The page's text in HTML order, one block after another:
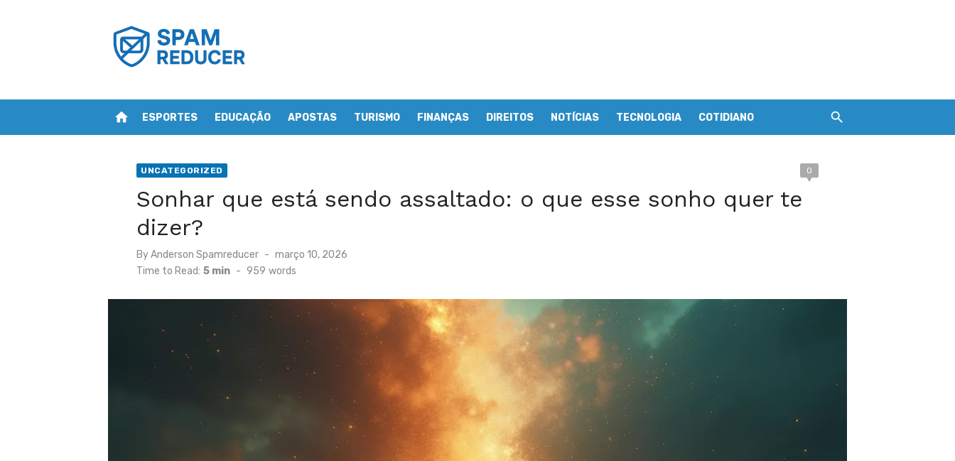
home ESPORTES EDUCAÇÃO APOSTAS TURISMO FINANÇAS DIREITOS NOTÍCIAS TECNOLOGIA COTIDIANO
UNCATEGORIZED 0
Sonhar que está sendo assaltado: o que esse sonho quer te
dizer?
ByAnderson Spamreducer
Posted
on
março 10, 2026
Time to Read: 5 min - 959 words